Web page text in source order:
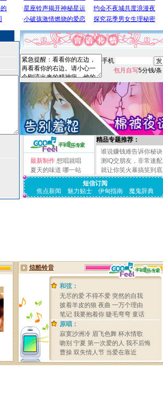
手机
包月自写5分钱/条
最新制作 想唱就唱
夏天的味道 哪一站
精品专题推荐：
谁说赚钱难告诉你秘诀
测IQ交朋友，非常速配
就让你笑火暴搞笑到底
短信订阅
焦点新闻
魅力贴士 伊甸指南 魔鬼辞典